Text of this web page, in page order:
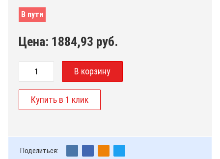
В пути
Цена: 1884,93 руб.
Поделиться: